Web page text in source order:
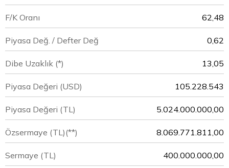
F/K Oranı 62,48
Piyasa Değ. / Defter Değ 0,62
Dibe Uzaklık (*) 13,05
Piyasa Değeri (USD) 105.228.543
Piyasa Değeri (TL) 5.024.000.000,00
Özsermaye (TL)(**) 8.069.771.811,00
Sermaye (TL) 400.000.000,00